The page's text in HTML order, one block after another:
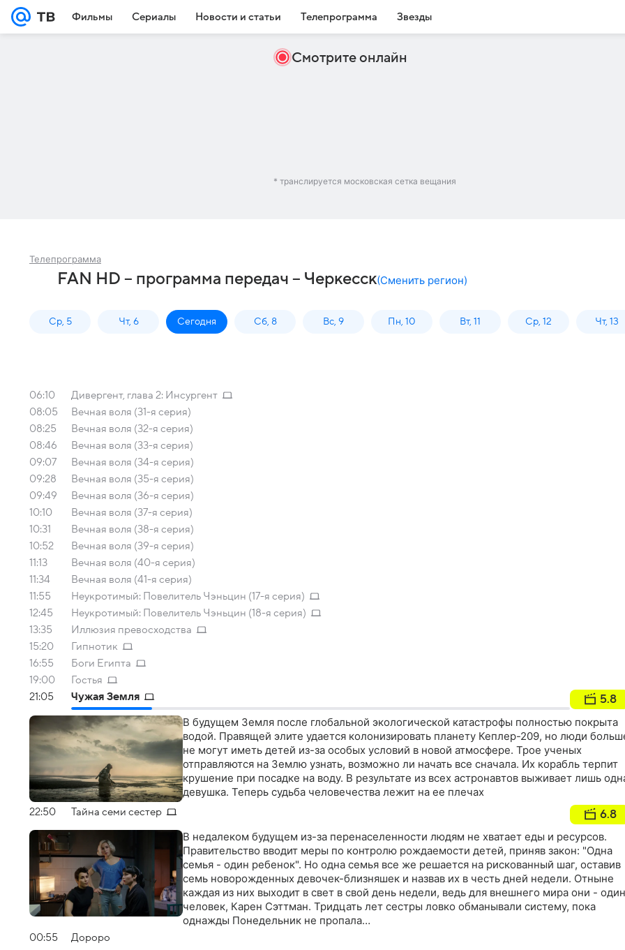
Фильмы Сериалы Новости и статьи Телепрограмма Звезды
Смотрите онлайн
* транслируется московская сетка вещания
Телепрограмма
FAN HD – программа передач – Черкесск(Сменить регион)
Ср, 5 Чт, 6 Сегодня Сб, 8 Вс, 9 Пн, 10 Вт, 11 Ср, 12 Чт, 13
06:10
Дивергент, глава 2: Инсургент
08:05
Вечная воля (31-я серия)
08:25
Вечная воля (32-я серия)
08:46
Вечная воля (33-я серия)
09:07
Вечная воля (34-я серия)
09:28
Вечная воля (35-я серия)
09:49
Вечная воля (36-я серия)
10:10
Вечная воля (37-я серия)
10:31
Вечная воля (38-я серия)
10:52
Вечная воля (39-я серия)
11:13
Вечная воля (40-я серия)
11:34
Вечная воля (41-я серия)
11:55
Неукротимый: Повелитель Чэньцин (17-я серия)
12:45
Неукротимый: Повелитель Чэньцин (18-я серия)
13:35
Иллюзия превосходства
15:20
Гипнотик
16:55
Боги Египта
19:00
Гостья
21:05
Чужая Земля 5.8
В будущем Земля после глобальной экологической катастрофы полностью покрыта
водой. Правящей элите удается колонизировать планету Кеплер-209, но люди
не могут иметь детей из-за особых условий в новой атмосфере. Трое ученых
отправляются на Землю узнать, возможно ли начать все сначала. Их корабль терпит
крушение при посадке на воду. В результате из всех астронавтов выживает лишь
девушка. Теперь судьба человечества лежит на ее плечах
22:50 Тайна семи сестер 6.8
В недалеком будущем из-за перенаселенности людям не хватает еды и ресурсов.
Правительство вводит меры по контролю рождаемости детей, приняв закон: "Одна
семья - один ребенок". Но одна семья все же решается на рискованный шаг, оставив
семь новорожденных девочек-близняшек и назвав их в честь дней недели. Отныне
каждая из них выходит в свет в свой день недели, ведь для внешнего мира они - один
человек, Карен Сэттман. Тридцать лет сестры ловко обманывали систему, пока
однажды Понедельник не пропала…
00:55 Дороро